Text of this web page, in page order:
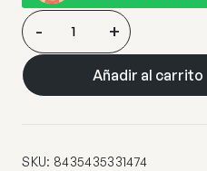
ACRILICO·SENDERO·80X160
cantidad
- +
Añadir al carrito
SKU: 8435435331474